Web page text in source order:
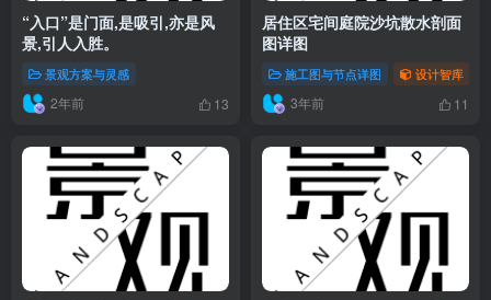
“入口”是门面,是吸引,亦是风
景,引人入胜。
景观方案与灵感
2年前 13
居住区宅间庭院沙坑散水剖面
图详图
施工图与节点详图 设计智库
3年前 11